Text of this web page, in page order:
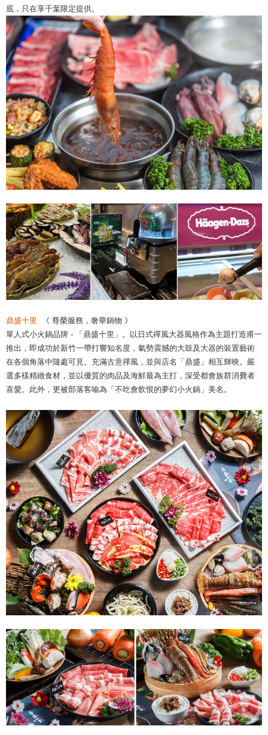
底，只在享千葉限定提供。
鼎盛十里
《 尊榮服務，奢華鍋物 》
單人式小火鍋品牌 - 「鼎盛十里」。以日式禪風大器風格作為主題打造甫一
推出，即成功於新竹一帶打響知名度，氣勢震撼的大鼓及大器的裝置藝術
在各個角落中隨處可見。充滿古意禪風，並與店名「鼎盛」相互輝映。嚴
選多樣精緻食材，並以優質的肉品及海鮮最為主打，深受都會族群消費者
喜愛。此外，更被部落客喻為「不吃會飲恨的夢幻小火鍋」美名。